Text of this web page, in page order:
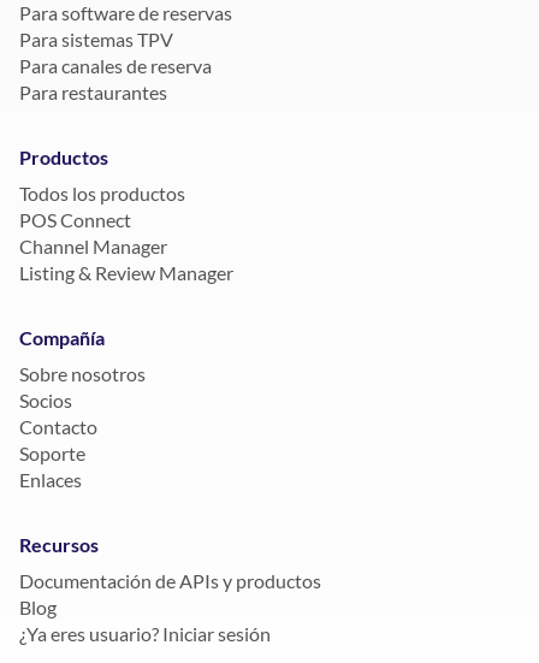
Para software de reservas
Para sistemas TPV
Para canales de reserva
Para restaurantes
Productos
Todos los productos
POS Connect
Channel Manager
Listing & Review Manager
Compañía
Sobre nosotros
Socios
Contacto
Soporte
Enlaces
Recursos
Documentación de APIs y productos
Blog
¿Ya eres usuario? Iniciar sesión